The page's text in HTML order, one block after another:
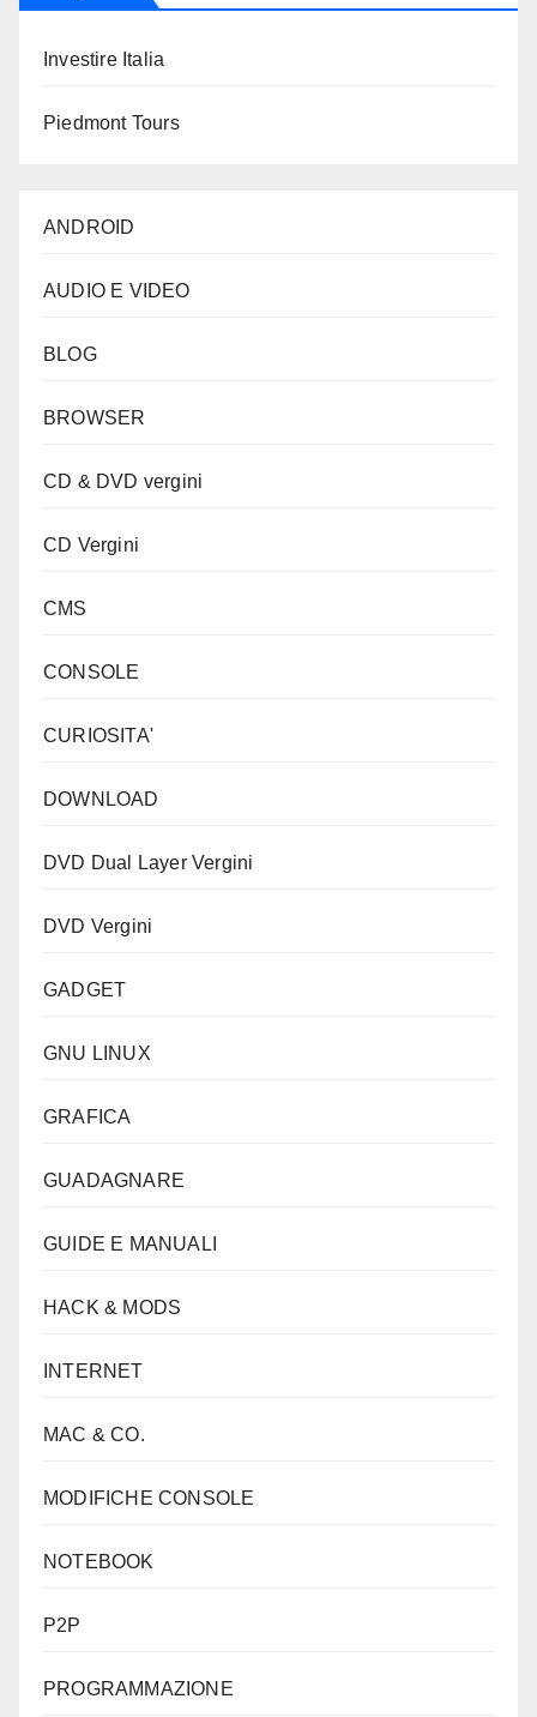
Investire Italia
Piedmont Tours
ANDROID
AUDIO E VIDEO
BLOG
BROWSER
CD & DVD vergini
CD Vergini
CMS
CONSOLE
CURIOSITA'
DOWNLOAD
DVD Dual Layer Vergini
DVD Vergini
GADGET
GNU LINUX
GRAFICA
GUADAGNARE
GUIDE E MANUALI
HACK & MODS
INTERNET
MAC & CO.
MODIFICHE CONSOLE
NOTEBOOK
P2P
PROGRAMMAZIONE